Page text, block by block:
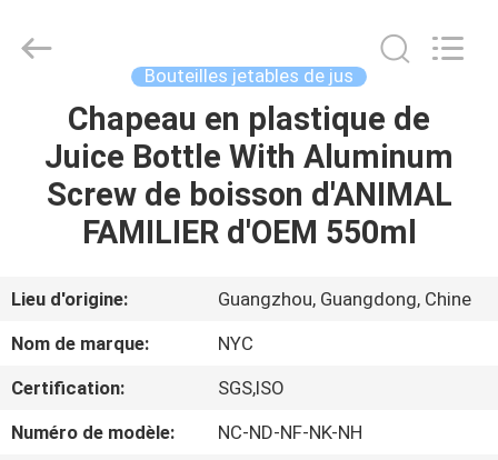
MAISON
PRODUITS
SUJET
DE
NOUS
VISITE
Co.,Ltd..
Bouteilles jetables de jus
Chapeau en plastique de
Juice Bottle With Aluminum
Screw de boisson d'ANIMAL
FAMILIER d'OEM 550ml
Lieu d'origine:
Guangzhou, Guangdong, Chine
Nom de marque:
NYC
Certification:
SGS,ISO
Numéro de modèle:
NC-ND-NF-NK-NH